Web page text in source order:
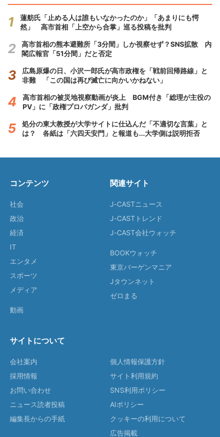
蓮舫氏「止める人は誰もいなかったのか」「あまりにも愕
然」 高市首相「上空から合掌」巡る投稿を批判
高市首相の熊本避難所「3分間」しか視察せず？SNS拡散 内
閣広報官「51分間」だと否定
広島原爆の日、小沢一郎氏が高市政権を「戦前回帰路線」と
非難 「この国は再び滅亡に向かいかねない」
高市首相の被災地視察動画が炎上 BGM付き「総理が主役の
PV」に「政権プロパガンダ」批判
処分の東大教授が大学サイトに仕込んだ「不適切な言葉」と
は？ 各紙は「六四天安門」と報道も...大学側は説明拒否
コンテンツ
社会
政治
経済
IT
エンタメ
スポーツ
メディア
動画
関連サイト
J-CASTニュース
J-CASTトレンド
J-CAST会社ウォッチ
BOOKウォッチ
東京バーゲンマニア
Jタウンネット
ゼロまる
サイトについて
会社案内
採用情報
お問い合わせ
ニュース読者投稿
編集長からの手紙
個人情報保護方針
サイト利用規約
SNS利用ポリシー
AIポリシー
クッキーの利用について
広告掲載